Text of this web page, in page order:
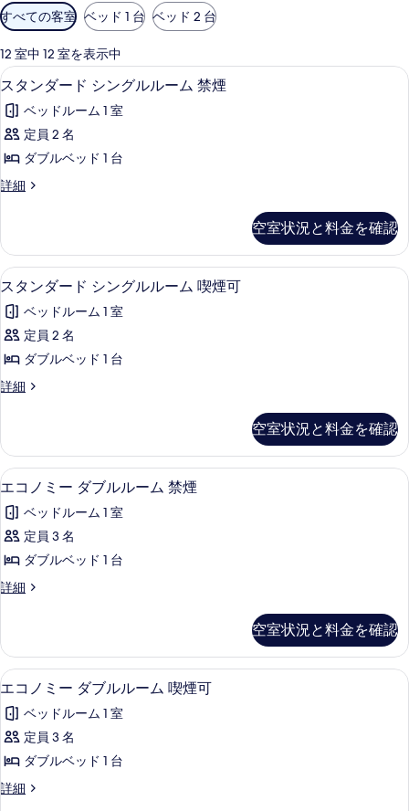
利
用
可
能
な
客
室
の
り
条
件
すべての客室 ベッド 1 台 ベッド 2 台
12 室中 12 室を表示中
ス
タ
ン
ダ
ド
ン
グ
ル
ル
ー
ム
禁
す
べ
て
の
写
を
示
す
る
13
スタンダード シングルルーム 禁煙
ベッドルーム 1 室
定員 2 名
ダブルベッド 1 台
詳細
ス
ー
ド
シ
グ
ル
ー
ム
禁
詳
空室状況と料金を確認
ス
タ
ン
ダ
ド
ン
グ
ル
ル
ー
ム
喫
の
す
べ
て
の
真
13
スタンダード シングルルーム 喫煙可
ベッドルーム 1 室
定員 2 名
ダブルベッド 1 台
詳細
ス
ー
ド
シ
グ
ル
ー
ム
喫
の
細
空室状況と料金を確認
エ
コ
ノ
ミ
ダ
ル
ル
ー
ム
禁
煙
の
13
エコノミー ダブルルーム 禁煙
ベッドルーム 1 室
定員 3 名
ダブルベッド 1 台
詳細
エ
ー
ダ
ブ
ル
ー
禁
煙
の
空室状況と料金を確認
エ
コ
ノ
ミ
ダ
13
エコノミー ダブルルーム 喫煙可
ベッドルーム 1 室
定員 3 名
ダブルベッド 1 台
詳細
エ